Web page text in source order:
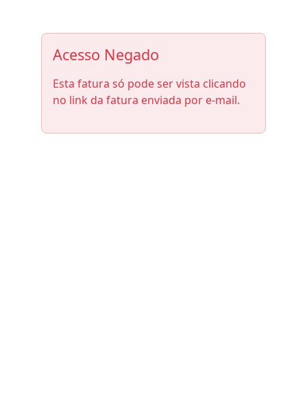
Acesso Negado
Esta fatura só pode ser vista clicando
no link da fatura enviada por e-mail.